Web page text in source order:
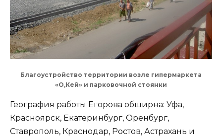
Благоустройство территории возле гипермаркета
«О,Кей» и парковочной стоянки
География работы Егорова обширна: Уфа,
Красноярск, Екатеринбург, Оренбург,
Ставрополь, Краснодар, Ростов, Астрахань и